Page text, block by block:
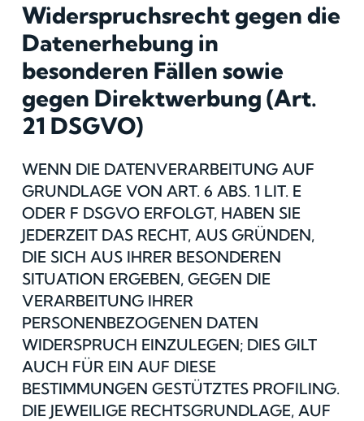
Widerspruchsrecht gegen die
Datenerhebung in
besonderen Fällen sowie
gegen Direktwerbung (Art.
21 DSGVO)
WENN DIE DATENVERARBEITUNG AUF
GRUNDLAGE VON ART. 6 ABS. 1 LIT. E
ODER F DSGVO ERFOLGT, HABEN SIE
JEDERZEIT DAS RECHT, AUS GRÜNDEN,
DIE SICH AUS IHRER BESONDEREN
SITUATION ERGEBEN, GEGEN DIE
VERARBEITUNG IHRER
PERSONENBEZOGENEN DATEN
WIDERSPRUCH EINZULEGEN; DIES GILT
AUCH FÜR EIN AUF DIESE
BESTIMMUNGEN GESTÜTZTES PROFILING.
DIE JEWEILIGE RECHTSGRUNDLAGE, AUF